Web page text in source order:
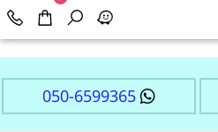
050-6599365